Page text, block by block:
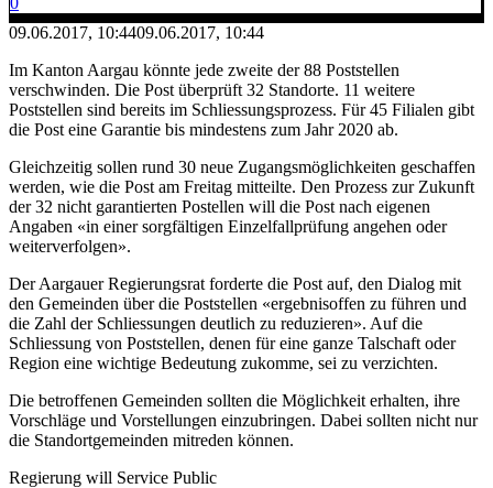
09.06.2017, 10:4409.06.2017, 10:44
Im Kanton Aargau könnte jede zweite der 88 Poststellen
verschwinden. Die Post überprüft 32 Standorte. 11 weitere
Poststellen sind bereits im Schliessungsprozess. Für 45 Filialen gibt
die Post eine Garantie bis mindestens zum Jahr 2020 ab.
Gleichzeitig sollen rund 30 neue Zugangsmöglichkeiten geschaffen
werden, wie die Post am Freitag mitteilte. Den Prozess zur Zukunft
der 32 nicht garantierten Postellen will die Post nach eigenen
Angaben «in einer sorgfältigen Einzelfallprüfung angehen oder
weiterverfolgen».
Der Aargauer Regierungsrat forderte die Post auf, den Dialog mit
den Gemeinden über die Poststellen «ergebnisoffen zu führen und
die Zahl der Schliessungen deutlich zu reduzieren». Auf die
Schliessung von Poststellen, denen für eine ganze Talschaft oder
Region eine wichtige Bedeutung zukomme, sei zu verzichten.
Die betroffenen Gemeinden sollten die Möglichkeit erhalten, ihre
Vorschläge und Vorstellungen einzubringen. Dabei sollten nicht nur
die Standortgemeinden mitreden können.
Regierung will Service Public